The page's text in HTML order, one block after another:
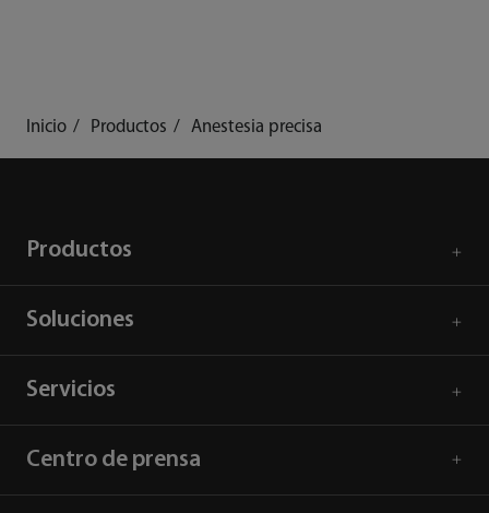
Inicio Productos Anestesia precisa
Productos
Soluciones
Servicios
Centro de prensa